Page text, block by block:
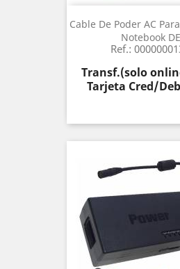
Cable De Poder AC
Notebook
Ref.:
Precio
Transf.(solo
Tarjeta Cred/